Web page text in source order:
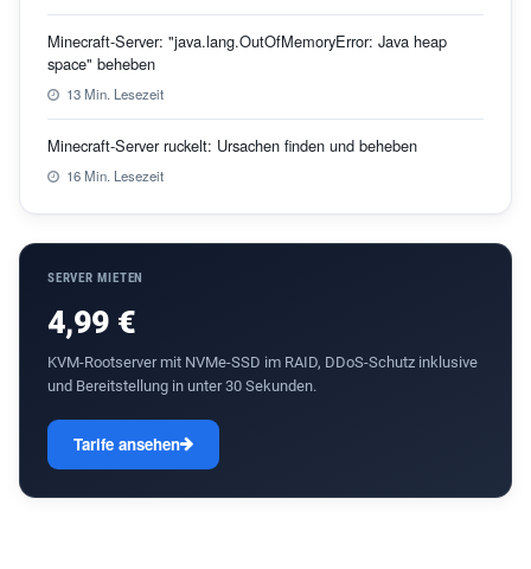
Minecraft-Server: "java.lang.OutOfMemoryError: Java heap
space" beheben
13 Min. Lesezeit
Minecraft-Server ruckelt: Ursachen finden und beheben
16 Min. Lesezeit
SERVER MIETEN
4,99 €
KVM-Rootserver mit NVMe-SSD im RAID, DDoS-Schutz inklusive
und Bereitstellung in unter 30 Sekunden.
Tarife ansehen